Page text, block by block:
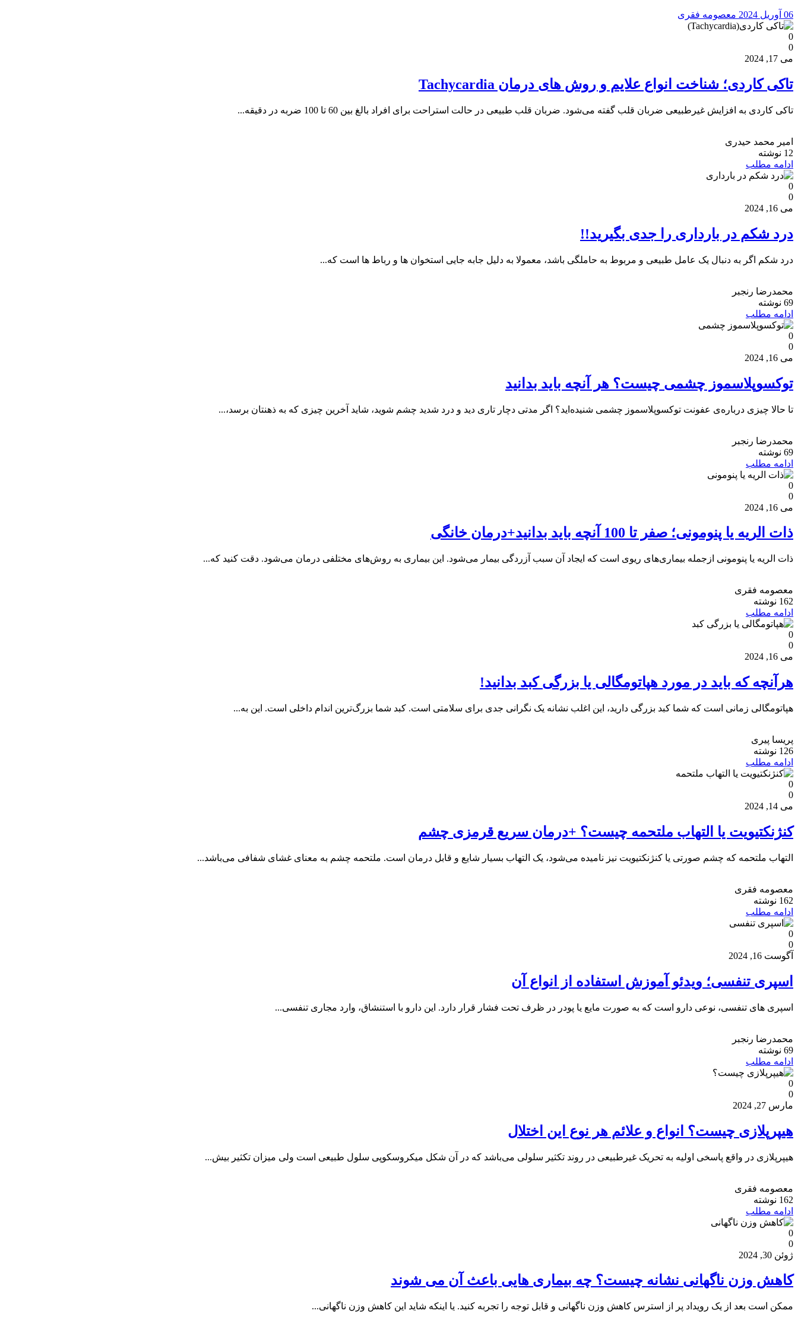
06 آوریل 2024 معصومه فقری
0
0
می 17, 2024
تاکی کاردی؛ شناخت انواع علایم و روش های درمان Tachycardia
تاکی کاردی به افزایش غیرطبیعی ضربان قلب گفته می‌شود. ضربان قلب طبیعی در حالت استراحت برای افراد بالغ بین 60 تا 100 ضربه در دقیقه...
امیر محمد حیدری
12 نوشته
ادامه مطلب
0
0
می 16, 2024
درد شکم در بارداری را جدی بگیرید!!
درد شکم اگر به دنبال یک عامل طبیعی و مربوط به حاملگی باشد، معمولا به دلیل جابه‌ جایی استخوان‌ ها و رباط‌ ها است که...
محمدرضا رنجبر
69 نوشته
ادامه مطلب
0
0
می 16, 2024
توکسوپلاسموز چشمی چیست؟ هر آنچه باید بدانید
تا حالا چیزی درباره‌ی عفونت توکسوپلاسموز چشمی شنیده‌­اید؟ اگر مدتی دچار تاری دید و درد شدید چشم شوید، شاید آخرین چیزی که به ذهنتان برسد،...
محمدرضا رنجبر
69 نوشته
ادامه مطلب
0
0
می 16, 2024
ذات الریه یا پنومونی؛ صفر تا 100 آنچه باید بدانید+درمان خانگی
ذات الریه یا پنومونی ازجمله بیماری‌های ریوی است که ایجاد آن سبب آزردگی بیمار می‌شود. این بیماری به روش‌های مختلفی درمان می‌شود. دقت کنید که...
معصومه فقری
162 نوشته
ادامه مطلب
0
0
می 16, 2024
هرآنچه که باید در مورد هپاتومگالی یا بزرگی کبد بدانید!
هپاتومگالی زمانی است که شما کبد بزرگی دارید، این اغلب نشانه یک نگرانی جدی برای سلامتی است. کبد شما بزرگ‌ترین اندام داخلی است. این به...
پریسا پیری
126 نوشته
ادامه مطلب
0
0
می 14, 2024
کنژنکتیویت یا التهاب ملتحمه چیست؟ +درمان سریع قرمزی چشم
التهاب ملتحمه که چشم صورتی یا کنژنکتیویت نیز نامیده می‌شود، یک التهاب بسیار شایع و قابل درمان است. ملتحمه چشم به معنای غشای شفافی می‌باشد...
معصومه فقری
162 نوشته
ادامه مطلب
0
0
آگوست 16, 2024
اسپری تنفسی؛ ویدئو آموزش استفاده از انواع آن
اسپری های تنفسی، نوعی دارو است که به صورت مایع یا پودر در ظرف تحت فشار قرار دارد. این دارو با استنشاق، وارد مجاری تنفسی...
محمدرضا رنجبر
69 نوشته
ادامه مطلب
0
0
مارس 27, 2024
هیپرپلازی چیست؟ انواع و علائم هر نوع این اختلال
هیپرپلازی در واقع پاسخی اولیه به تحریک غیرطبیعی در روند تکثیر سلولی می‌باشد که در آن شکل میکروسکوپی سلول طبیعی است ولی میزان تکثیر بیش...
معصومه فقری
162 نوشته
ادامه مطلب
0
0
ژوئن 30, 2024
کاهش وزن ناگهانی نشانه چیست؟ چه بیماری هایی باعث آن می شوند
ممکن است بعد از یک رویداد پر از استرس کاهش وزن ناگهانی و قابل توجه را تجربه کنید. یا اینکه شاید این کاهش وزن ناگهانی...